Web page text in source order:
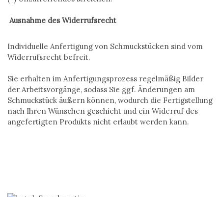
Ausnahme des Widerrufsrecht
Individuelle Anfertigung von Schmuckstücken sind vom
Widerrufsrecht befreit.
Sie erhalten im Anfertigungsprozess regelmäßig Bilder
der Arbeitsvorgänge, sodass Sie ggf. Änderungen am
Schmuckstück äußern können, wodurch die Fertigstellung
nach Ihren Wünschen geschieht und ein Widerruf des
angefertigten Produkts nicht erlaubt werden kann.